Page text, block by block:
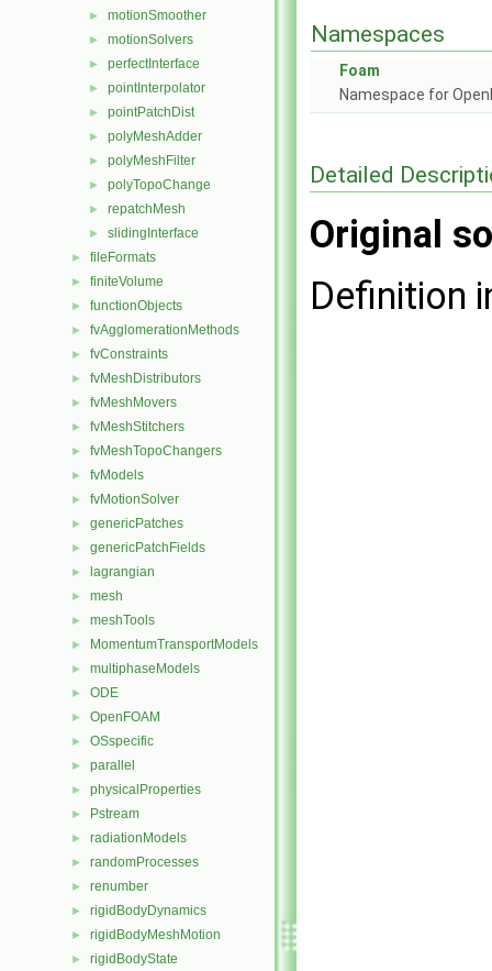
► motionSmoother
► motionSolvers
► perfectInterface
► pointInterpolator
► pointPatchDist
► polyMeshAdder
► polyMeshFilter
► polyTopoChange
► repatchMesh
► slidingInterface
► fileFormats
► finiteVolume
► functionObjects
► fvAgglomerationMethods
► fvConstraints
► fvMeshDistributors
► fvMeshMovers
► fvMeshStitchers
► fvMeshTopoChangers
► fvModels
► fvMotionSolver
► genericPatches
► genericPatchFields
► lagrangian
► mesh
► meshTools
► MomentumTransportModels
► multiphaseModels
► ODE
► OpenFOAM
► OSspecific
► parallel
► physicalProperties
► Pstream
► radiationModels
► randomProcesses
► renumber
► rigidBodyDynamics
► rigidBodyMeshMotion
► rigidBodyState
Namespaces
Foam
Namespace for
Detailed
Original
Definition